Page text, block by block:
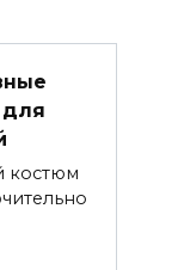
для
костюм